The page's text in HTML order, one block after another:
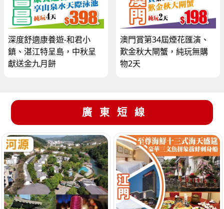
深度舒適康養遊-和君小
鎮、湛江特呈島，中秋呈
獻送金九月餅
澳門賞第34屆煙花匯演、
歎金秋大閘蟹，純玩無購
物2天
廣東短線